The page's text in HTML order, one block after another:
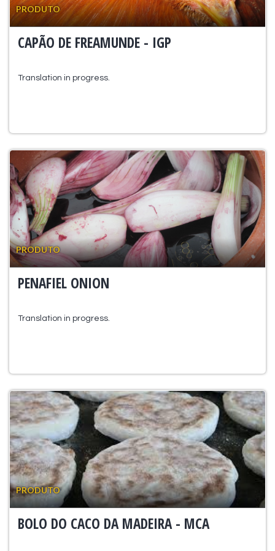
PRODUTO
CAPÃO DE FREAMUNDE - IGP
Translation in progress.
PRODUTO
PENAFIEL ONION
Translation in progress.
PRODUTO
BOLO DO CACO DA MADEIRA - MCA